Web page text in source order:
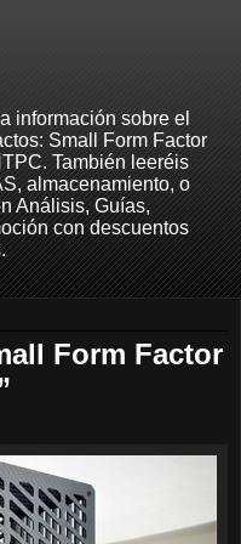
información sobre el
Small Form Factor
También leeréis
almacenamiento, o
Análisis, Guías,
con descuentos
Form Factor